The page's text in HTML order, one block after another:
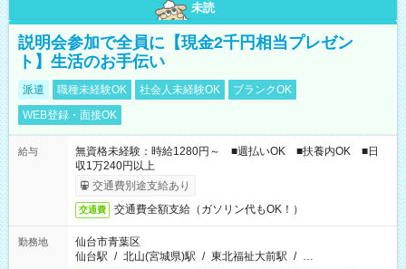
未読
説明会参加で全員に【現金2千円相当プレゼン
ト】生活のお手伝い
派遣 職種未経験OK 社会人未経験OK
ブランクOK
WEB登録・面接OK
給与
無資格未経験：時給1280円～ ■週払いOK ■扶養内OK ■日
収1万240円以上
交通費別途支給あり
交通費 交通費全額支給（ガソリン代もOK！）
勤務地
仙台市青葉区
仙台駅 / 北山(宮城県)駅 / 東北福祉大前駅 / …